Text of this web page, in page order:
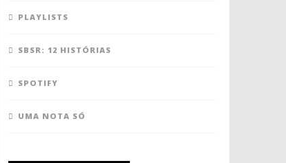
PLAYLISTS
SBSR: 12 HISTÓRIAS
SPOTIFY
UMA NOTA SÓ